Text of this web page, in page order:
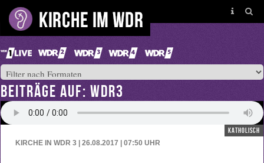
BEITRÄGE AUF: WDR3
katholisch
KIRCHE IN WDR 3 | 26.08.2017 | 07:50 UHR